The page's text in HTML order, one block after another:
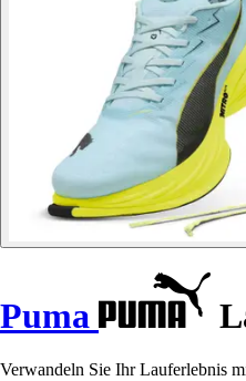
Puma
Verwandeln Sie Ihr Lauferlebnis